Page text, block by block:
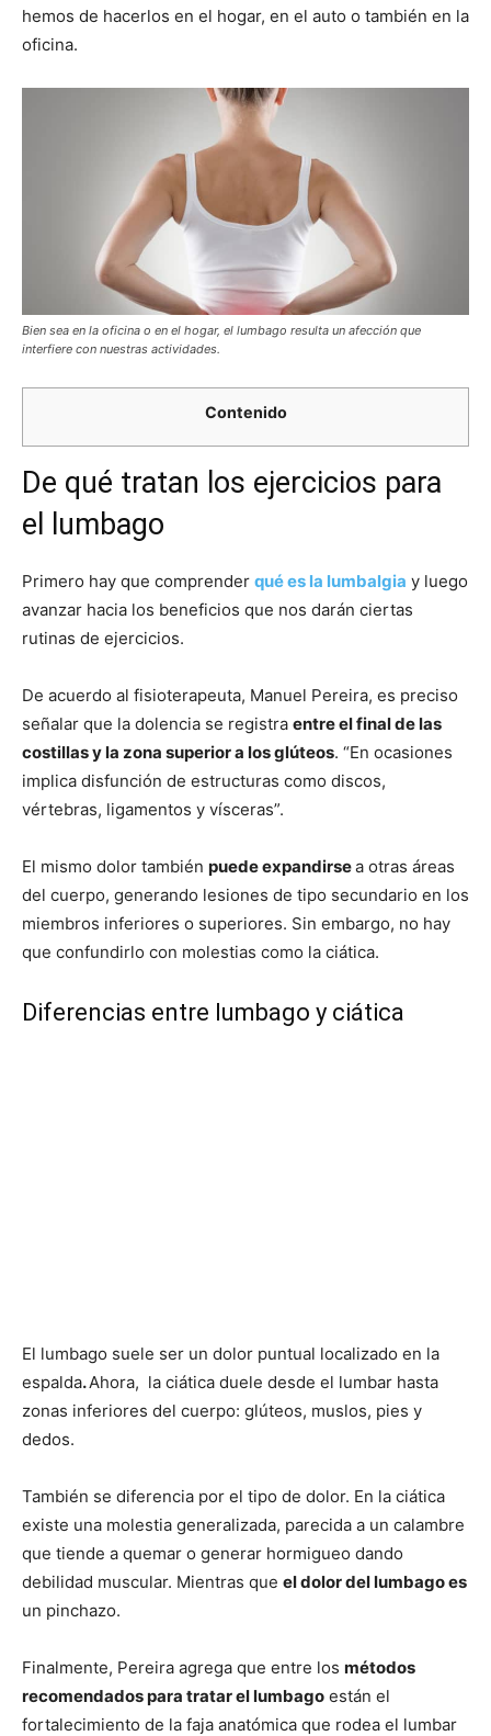
hemos de hacerlos en el hogar, en el auto o también en la
oficina.
Bien sea en la oficina o en el hogar, el lumbago resulta un afección que
interfiere con nuestras actividades.
Contenido
De qué tratan los ejercicios para
el lumbago
Primero hay que comprender qué es la lumbalgia y luego
avanzar hacia los beneficios que nos darán ciertas
rutinas de ejercicios.
De acuerdo al fisioterapeuta, Manuel Pereira, es preciso
señalar que la dolencia se registra entre el final de las
costillas y la zona superior a los glúteos. “En ocasiones
implica disfunción de estructuras como discos,
vértebras, ligamentos y vísceras”.
El mismo dolor también puede expandirsea otras áreas
del cuerpo, generando lesiones de tipo secundario en los
miembros inferiores o superiores. Sin embargo, no hay
que confundirlo con molestias como la ciática.
Diferencias entre lumbago y ciática
El lumbago suele ser un dolor puntual localizado en la
espalda.Ahora, la ciática duele desde el lumbar hasta
zonas inferiores del cuerpo: glúteos, muslos, pies y
dedos.
También se diferencia por el tipo de dolor. En la ciática
existe una molestia generalizada, parecida a un calambre
que tiende a quemar o generar hormigueo dando
debilidad muscular. Mientras que el dolor del lumbago es
un pinchazo.
Finalmente, Pereira agrega que entre los métodos
recomendados para tratar el lumbago están el
fortalecimiento de la faja anatómica que rodea el lumbar